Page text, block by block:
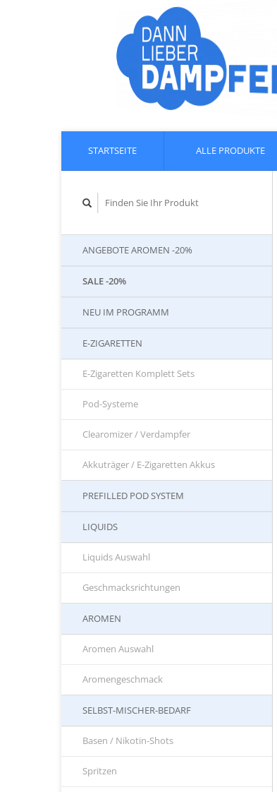
STARTSEITE ALLE PRODUKTE
ANGEBOTE AROMEN -20%
SALE -20%
NEU IM PROGRAMM
E-ZIGARETTEN
E-Zigaretten Komplett Sets
Pod-Systeme
Clearomizer / Verdampfer
Akkuträger / E-Zigaretten Akkus
PREFILLED POD SYSTEM
LIQUIDS
Liquids Auswahl
Geschmacksrichtungen
AROMEN
Aromen Auswahl
Aromengeschmack
SELBST-MISCHER-BEDARF
Basen / Nikotin-Shots
Spritzen